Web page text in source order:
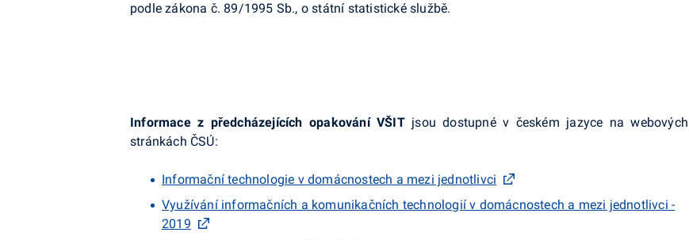
podle zákona č. 89/1995 Sb., o státní statistické službě.
Informacez předcházejících opakování VŠITjsou dostupné v českém jazyce na webových
stránkách ČSÚ:
Informační technologie v domácnostech a mezi jednotlivci
Využívání informačních a komunikačních technologií v domácnostech a mezi jednotlivci -
2019